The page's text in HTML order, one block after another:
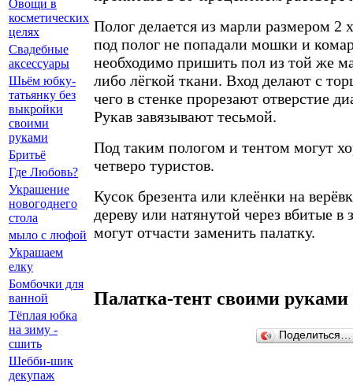
Полог делается из марли размером 2
под полог не попадали мошки и
необходимо пришить пол из той же
либо лёгкой ткани. Вход делают с
чего в стенке прорезают отверстие
Рукав завязывают тесьмой.
Под таким пологом и тентом могут
четверо туристов.
Кусок брезента или клеёнки на
дереву или натянутой через вбитые
могут отчасти заменить палатку.
Палатка-тент своими руками
Поделиться…
Овощи в
косметических
целях
Свадебные
аксессуары
Шьём юбку-
татьянку без
выкройки
своими
руками
Бритьё
Где Любовь?
Украшение
новогоднего
стола
мыло с люфой
Украшаем
елку
Бомбочки для
ванной
Тёплая юбка
на зиму -
сшить
Шебби-шик
декупаж